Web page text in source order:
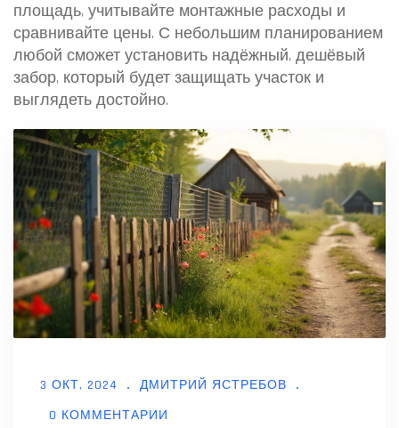
площадь, учитывайте монтажные расходы и
сравнивайте цены. С небольшим планированием
любой сможет установить надёжный, дешёвый
забор, который будет защищать участок и
выглядеть достойно.
3 ОКТ, 2024
ДМИТРИЙ ЯСТРЕБОВ
0 КОММЕНТАРИИ